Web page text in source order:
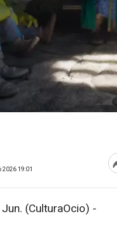
2026 19:01
(CulturaOcio) -